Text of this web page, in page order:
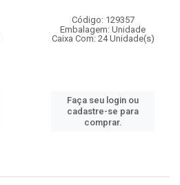
Código: 129357
Embalagem: Unidade
Caixa Com: 24 Unidade(s)
Faça seu login ou
cadastre-se para
comprar.